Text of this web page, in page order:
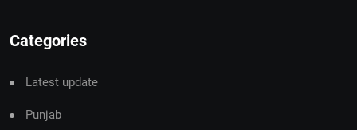
Categories
Latest update
Punjab